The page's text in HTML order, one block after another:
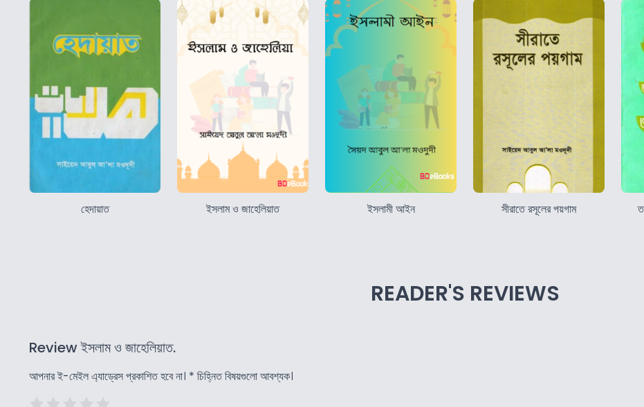
হেদায়াত ইসলাম ও জাহেলিয়াত ইসলামী আইন সীরাতে রসূলের পয়গাম
READER'S REVIEWS
Review ইসলাম ও জাহেলিয়াত.
আপনার ই-মেইল এ্যাড্রেস প্রকাশিত হবে না। * চিহ্নিত বিষয়গুলো আবশ্যক।